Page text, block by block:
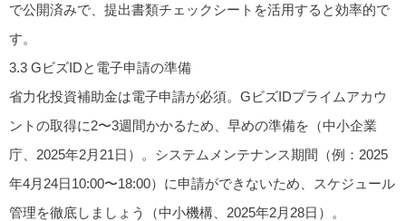
で公開済みで、提出書類チェックシートを活用すると効率的で
す。
3.3 GビズIDと電子申請の準備
省力化投資補助金は電子申請が必須。GビズIDプライムアカウ
ントの取得に2〜3週間かかるため、早めの準備を（中小企業
庁、2025年2月21日）。システムメンテナンス期間（例：2025
年4月24日10:00〜18:00）に申請ができないため、スケジュール
管理を徹底しましょう（中小機構、2025年2月28日）。